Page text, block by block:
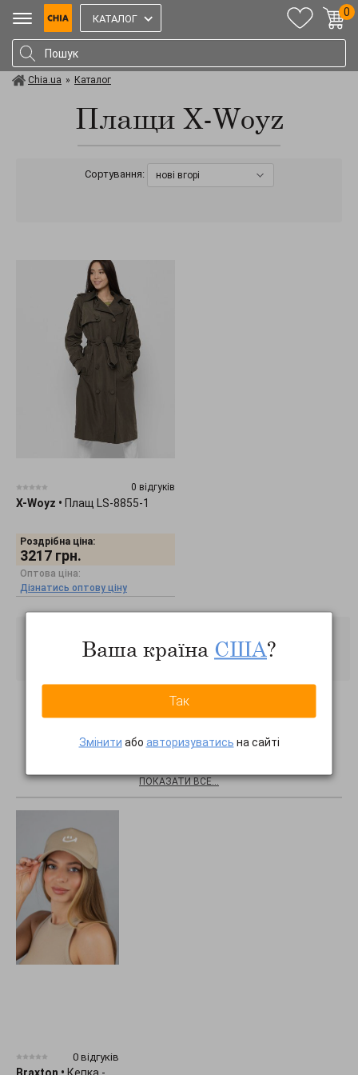
КАТАЛОГ
0
Chia.ua » Каталог
Плащи X-Woyz
Сортування: нові вгорі
0 відгуків
X-Woyz • Плащ LS-8855-1
Роздрібна ціна:
3217 грн.
Оптова ціна:
Дізнатись оптову ціну
Хіти продажів
ПОКАЗАТИ ВСЕ...
0 відгуків
Ваша країна США?
Так
Змінити або авторизуватись на сайті